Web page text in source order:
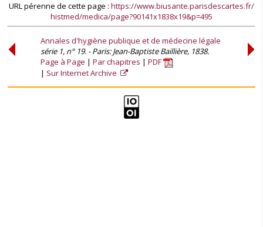
URL pérenne de cette page : https://www.biusante.parisdescartes.fr/
histmed/medica/page?90141x1838x19&p=495
Annales d'hygiène publique et de médecine légale
série 1, n° 19. - Paris: Jean-Baptiste Baillière, 1838.
Page à Page
Par chapitres
PDF
Sur Internet Archive